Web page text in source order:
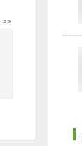
>>